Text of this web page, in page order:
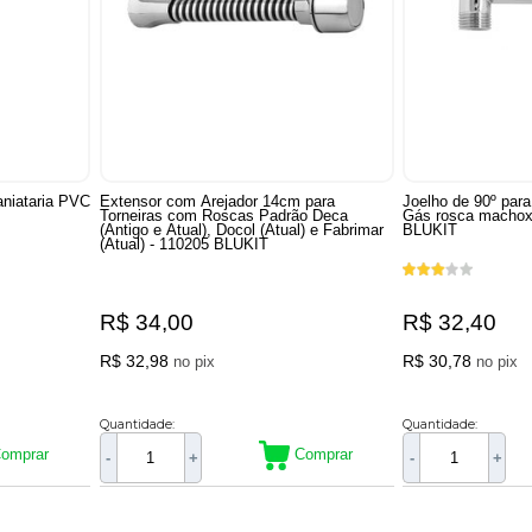
PVC
Extensor com Arejador 14cm para
Torneiras com Roscas Padrão Deca
(Antigo e Atual), Docol (Atual) e Fabrimar
(Atual) - 110205 BLUKIT
R$ 34,00
R$ 32,98 no pix
Quantidade:
- + Comprar
Joelho de 90º
Gás rosca
BLUKIT
R$ 32,40
R$ 30,78 no pix
Quantidade:
- +